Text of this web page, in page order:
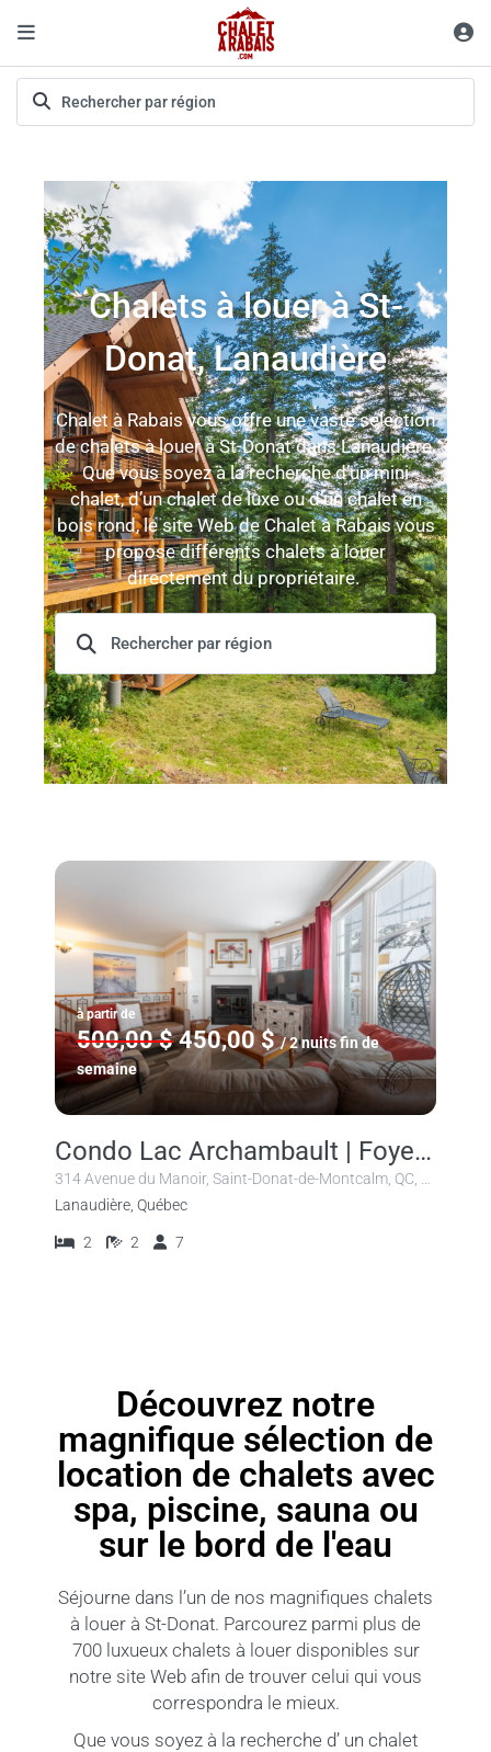
Chalets à louer à St-
Donat, Lanaudière
Chalet à Rabais vous offre une vaste sélection
de chalets à louer à St-Donat dans Lanaudière.
Que vous soyez à la recherche d’un mini
chalet, d’un chalet de luxe ou d’un chalet en
bois rond, le site Web de Chalet à Rabais vous
propose différents chalets à louer
directement du propriétaire.
à partir de
500,00 $ 450,00 $ / 2 nuits fin de
semaine
Condo Lac Archambault | Foyer | Accès plage
Lanaudière, Québec
2 2 7
Découvrez notre
magnifique sélection de
location de chalets avec
spa, piscine, sauna ou
sur le bord de l'eau
Séjourne dans l’un de nos magnifiques chalets
à louer à St-Donat. Parcourez parmi plus de
700 luxueux chalets à louer disponibles sur
notre site Web afin de trouver celui qui vous
correspondra le mieux.
Que vous soyez à la recherche d’ un chalet